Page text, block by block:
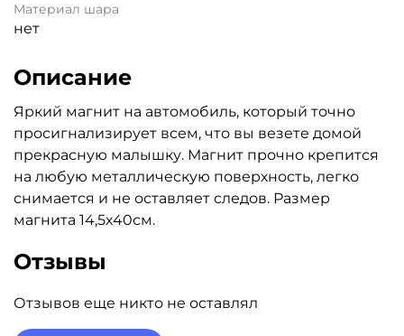
Материал шара
нет
Описание
Яркий магнит на автомобиль, который точно
просигнализирует всем, что вы везете домой
прекрасную малышку. Магнит прочно крепится
на любую металлическую поверхность, легко
снимается и не оставляет следов. Размер
магнита 14,5х40см.
Отзывы
Отзывов еще никто не оставлял